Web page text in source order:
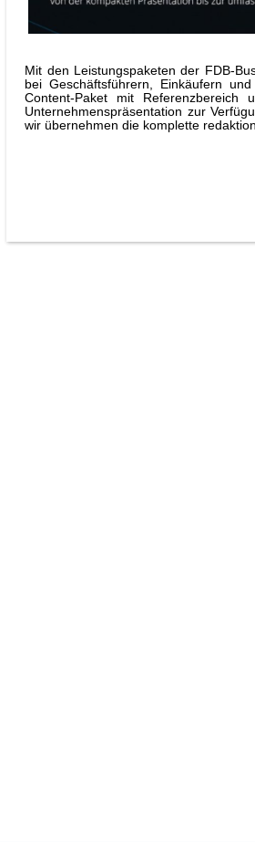
Mit den Leistungspaketen der FDB-
bei Geschäftsführern, Einkäufern
Content-Paket mit Referenzbereich
Unternehmenspräsentation zur
wir übernehmen die komplette